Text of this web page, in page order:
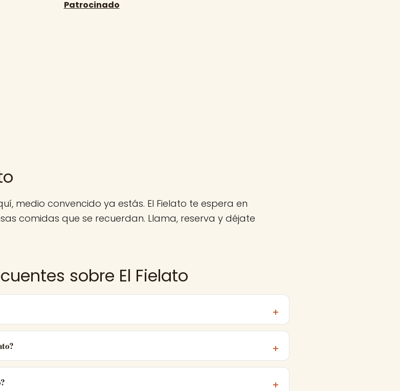
medio convencido ya estás. El Fielato te espera en
comidas que se recuerdan. Llama, reserva y déjate
sobre El Fielato